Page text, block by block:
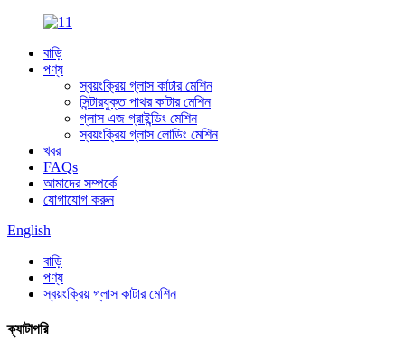
বাড়ি
পণ্য
স্বয়ংক্রিয় গ্লাস কাটার মেশিন
সিন্টারযুক্ত পাথর কাটার মেশিন
গ্লাস এজ গ্রাইন্ডিং মেশিন
স্বয়ংক্রিয় গ্লাস লোডিং মেশিন
খবর
FAQs
আমাদের সম্পর্কে
যোগাযোগ করুন
English
বাড়ি
পণ্য
স্বয়ংক্রিয় গ্লাস কাটার মেশিন
ক্যাটাগরি